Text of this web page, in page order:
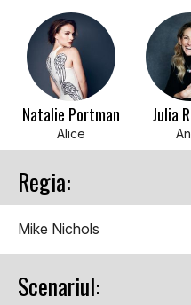
Natalie Portman
Alice
Julia
Regia:
Mike Nichols
Scenariul: